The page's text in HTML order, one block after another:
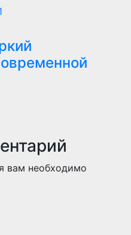
вам необходимо